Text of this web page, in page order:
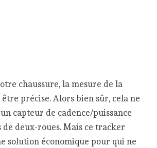
chaussure, la mesure de la
précise. Alors bien sûr, cela ne
capteur de cadence/puissance
deux-roues. Mais ce tracker
solution économique pour qui ne